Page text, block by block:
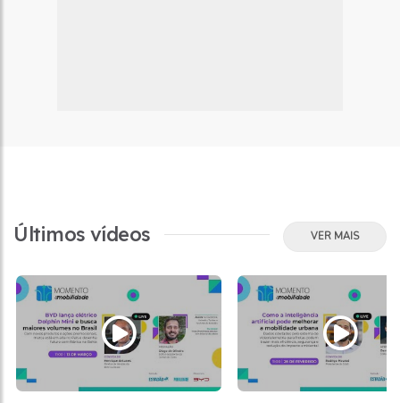
Últimos vídeos VER MAIS